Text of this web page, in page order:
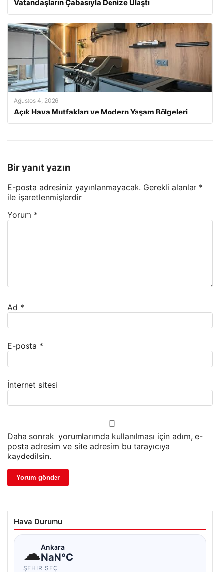
Vatandaşların Çabasıyla Denize Ulaştı
Ağustos 4, 2026
Açık Hava Mutfakları ve Modern Yaşam Bölgeleri
Bir yanıt yazın
E-posta adresiniz yayınlanmayacak. Gerekli alanlar *
ile işaretlenmişlerdir
Yorum *
Ad *
E-posta *
İnternet sitesi
Daha sonraki yorumlarımda kullanılması için adım, e-
posta adresim ve site adresim bu tarayıcıya
kaydedilsin.
Hava Durumu
☁Ankara
NaN°C
ŞEHIR SEÇ